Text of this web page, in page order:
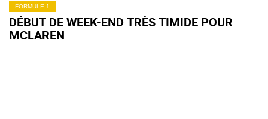
FORMULE 1
DÉBUT DE WEEK-END TRÈS TIMIDE POUR
MCLAREN